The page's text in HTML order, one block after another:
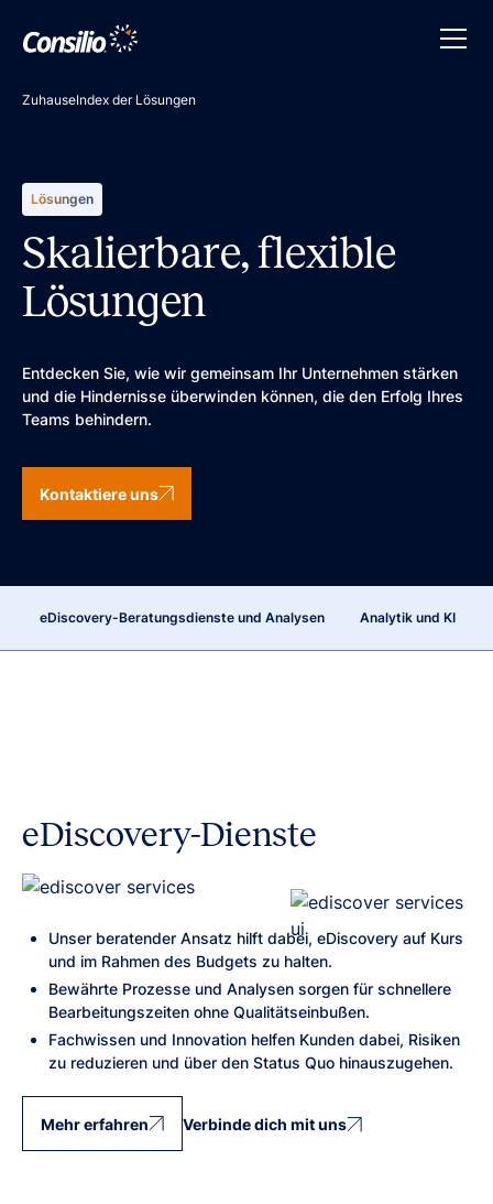
ZuhauseIndex der Lösungen
Lösungen
Skalierbare, flexible
Lösungen
Entdecken Sie, wie wir gemeinsam Ihr Unternehmen stärken
und die Hindernisse überwinden können, die den Erfolg Ihres
Teams behindern.
Kontaktiere uns
eDiscovery-Beratungsdienste und Analysen Analytik und KI
eDiscovery-Dienste
Unser beratender Ansatz hilft dabei, eDiscovery auf Kurs
und im Rahmen des Budgets zu halten.
Bewährte Prozesse und Analysen sorgen für schnellere
Bearbeitungszeiten ohne Qualitätseinbußen.
Fachwissen und Innovation helfen Kunden dabei, Risiken
zu reduzieren und über den Status Quo hinauszugehen.
Mehr erfahren Verbinde dich mit uns